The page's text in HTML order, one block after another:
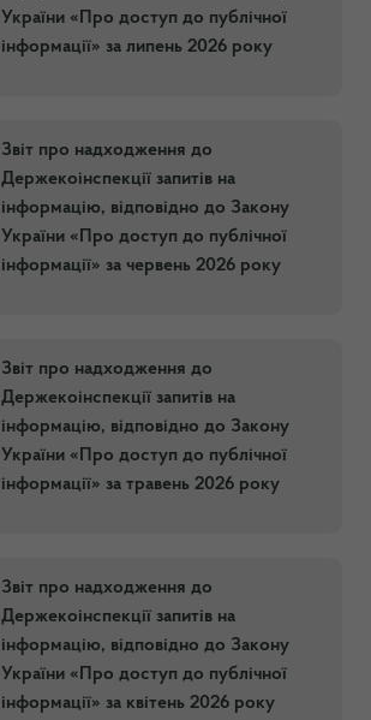
України «Про доступ до публічної
інформації» за липень 2026 року
Звіт про надходження до
Держекоінспекції запитів на
інформацію, відповідно до Закону
України «Про доступ до публічної
інформації» за червень 2026 року
Звіт про надходження до
Держекоінспекції запитів на
інформацію, відповідно до Закону
України «Про доступ до публічної
інформації» за травень 2026 року
Звіт про надходження до
Держекоінспекції запитів на
інформацію, відповідно до Закону
України «Про доступ до публічної
інформації» за квітень 2026 року